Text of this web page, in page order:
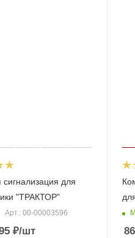
сигнализация для
"ТРАКТОР"
Арт.: 00-00003596
₽/шт